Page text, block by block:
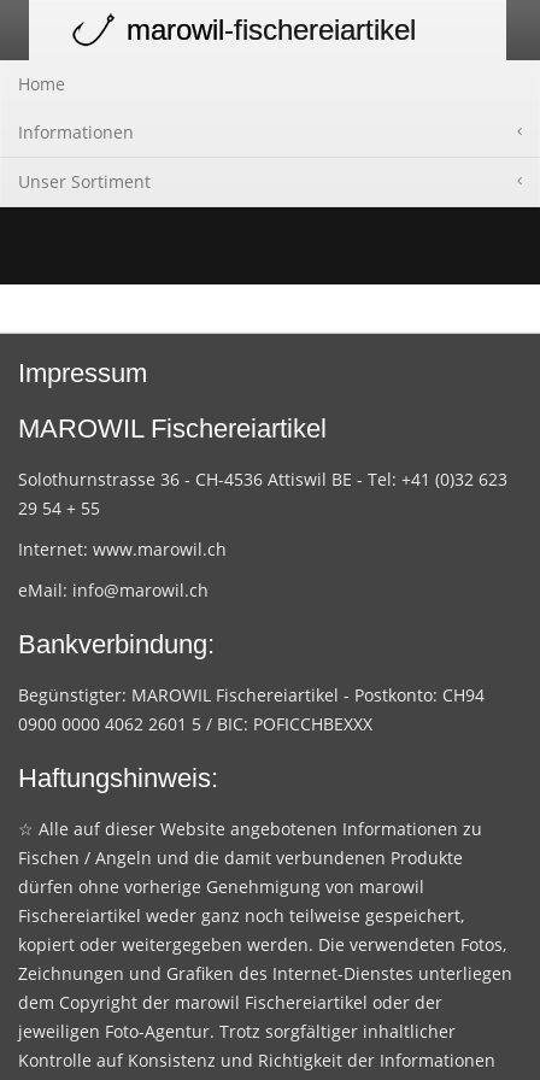
navigation
marowil-fischereiartikel
Home
Informationen
Unser Sortiment
Impressum
MAROWIL Fischereiartikel
Solothurnstrasse 36 - CH-4536 Attiswil BE - Tel: +41 (0)32 623
29 54 + 55
Internet: www.marowil.ch
eMail: info@marowil.ch
Bankverbindung:
Begünstigter: MAROWIL Fischereiartikel - Postkonto: CH94
0900 0000 4062 2601 5 / BIC: POFICCHBEXXX
Haftungshinweis:
☆ Alle auf dieser Website angebotenen Informationen zu
Fischen / Angeln und die damit verbundenen Produkte
dürfen ohne vorherige Genehmigung von marowil
Fischereiartikel weder ganz noch teilweise gespeichert,
kopiert oder weitergegeben werden. Die verwendeten Fotos,
Zeichnungen und Grafiken des Internet-Dienstes unterliegen
dem Copyright der marowil Fischereiartikel oder der
jeweiligen Foto-Agentur. Trotz sorgfältiger inhaltlicher
Kontrolle auf Konsistenz und Richtigkeit der Informationen